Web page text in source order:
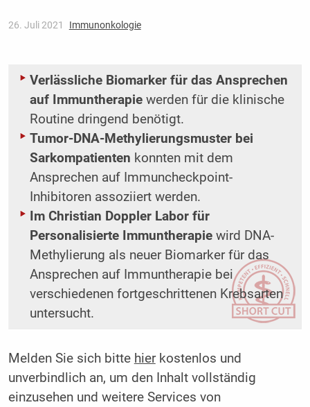
26. Juli 2021 Immunonkologie
Verlässliche Biomarker für das Ansprechen
auf Immuntherapiewerden für die klinische
Routine dringend benötigt.
Tumor-DNA-Methylierungsmuster bei
Sarkompatienten konnten mit dem
Ansprechen auf Immuncheckpoint-
Inhibitoren assoziiert werden.
Im Christian Doppler Labor für
Personalisierte Immuntherapiewird DNA-
Methylierung als neuer Biomarker für das
Ansprechen auf Immuntherapie bei
verschiedenen fortgeschrittenen Krebsarten
untersucht.
Melden Sie sich bitte hierkostenlos und
unverbindlich an, um den Inhalt vollständig
einzusehen und weitere Services von